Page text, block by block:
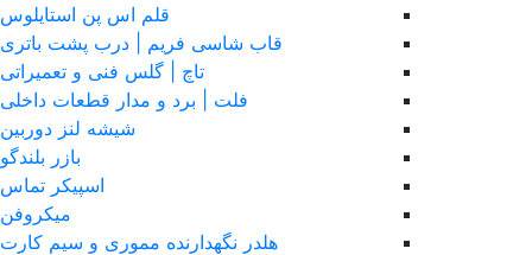
قلم اس پن استایلوس
قاب شاسی فریم | درب پشت باتری
تاچ | گلس فنی و تعمیراتی
فلت | برد و مدار قطعات داخلی
شیشه لنز دوربین
بازر بلندگو
اسپیکر تماس
میکروفن
هلدر نگهدارنده مموری و سیم کارت